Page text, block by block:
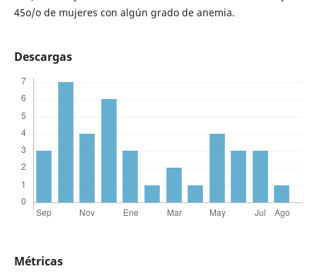
45o/o de mujeres con algún grado de anemia.
Descargas
Métricas